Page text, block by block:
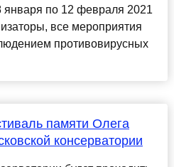
января по 12 февраля 2021
все мероприятия
противовирусных
памяти Олега
консерватории